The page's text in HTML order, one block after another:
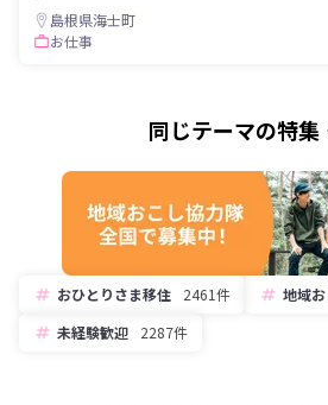
島根県海士町
お仕事
同じテーマの特集
おひとりさま移住 2461件 地域
未経験歓迎
2287件